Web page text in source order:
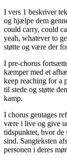
I vers 1 beskriver
og hjælpe dem
could carry, could
yeah, whatever to
støtte og være der
I pre-chorus
kæmper med et
keep reaching for a
til stede og støtte
kamp.
I chorus gentages
være i live og give
tidspunktet, hvor de
sind. Sangteksten
personen i deres